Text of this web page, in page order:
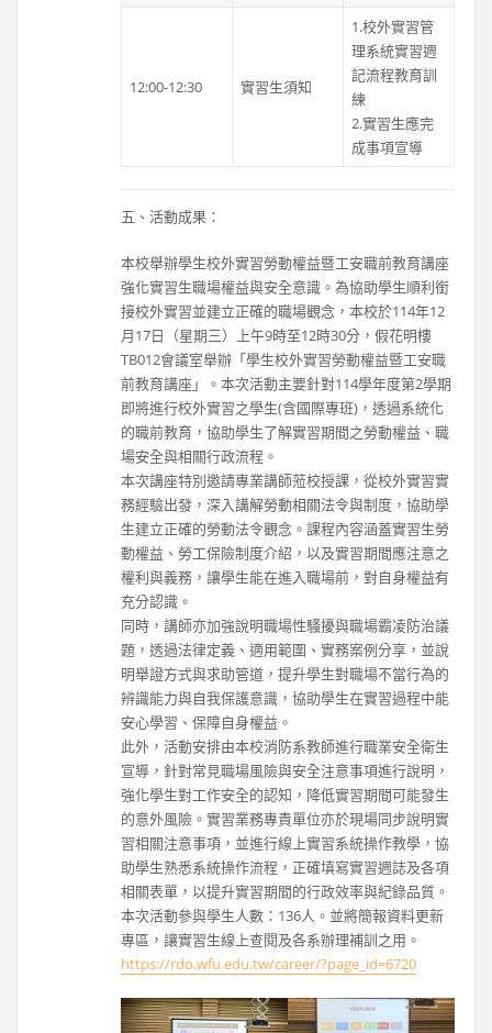
12:00-12:30 實習生須知
1.校外實習管
理系統實習週
記流程教育訓
練
2.實習生應完
成事項宣導
五、活動成果：
本校舉辦學生校外實習勞動權益暨工安職前教育講座
強化實習生職場權益與安全意識。為協助學生順利銜
接校外實習並建立正確的職場觀念，本校於114年12
月17日（星期三）上午9時至12時30分，假花明樓
TB012會議室舉辦「學生校外實習勞動權益暨工安職
前教育講座」。本次活動主要針對114學年度第2學期
即將進行校外實習之學生(含國際專班)，透過系統化
的職前教育，協助學生了解實習期間之勞動權益、職
場安全與相關行政流程。
本次講座特別邀請專業講師蒞校授課，從校外實習實
務經驗出發，深入講解勞動相關法令與制度，協助學
生建立正確的勞動法令觀念。課程內容涵蓋實習生勞
動權益、勞工保險制度介紹，以及實習期間應注意之
權利與義務，讓學生能在進入職場前，對自身權益有
充分認識。
同時，講師亦加強說明職場性騷擾與職場霸凌防治議
題，透過法律定義、適用範圍、實務案例分享，並說
明舉證方式與求助管道，提升學生對職場不當行為的
辨識能力與自我保護意識，協助學生在實習過程中能
安心學習、保障自身權益。
此外，活動安排由本校消防系教師進行職業安全衛生
宣導，針對常見職場風險與安全注意事項進行說明，
強化學生對工作安全的認知，降低實習期間可能發生
的意外風險。實習業務專責單位亦於現場同步說明實
習相關注意事項，並進行線上實習系統操作教學，協
助學生熟悉系統操作流程，正確填寫實習週誌及各項
相關表單，以提升實習期間的行政效率與紀錄品質。
本次活動參與學生人數：136人。並將簡報資料更新
專區，讓實習生線上查閱及各系辦理補訓之用。
https://rdo.wfu.edu.tw/career/?page_id=6720